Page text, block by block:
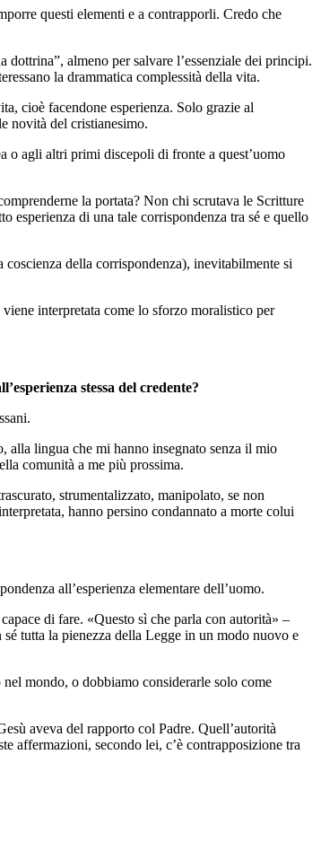
questi elementi e a contrapporli. Credo che
almeno per salvare l’essenziale dei principi.
la drammatica complessità della vita.
cioè facendone esperienza. Solo grazie al
novità del cristianesimo.
o agli altri primi discepoli di fronte a quest’uomo
la portata? Non chi scrutava le Scritture
di una tale corrispondenza tra sé e quello
della corrispondenza), inevitabilmente si
interpretata come lo sforzo moralistico per
stessa del credente?
alla lingua che mi hanno insegnato senza il mio
comunità a me più prossima.
strumentalizzato, manipolato, se non
hanno persino condannato a morte colui
all’esperienza elementare dell’uomo.
di fare. «Questo sì che parla con autorità» –
tutta la pienezza della Legge in un modo nuovo e
mondo, o dobbiamo considerarle solo come
aveva del rapporto col Padre. Quell’autorità
affermazioni, secondo lei, c’è contrapposizione tra